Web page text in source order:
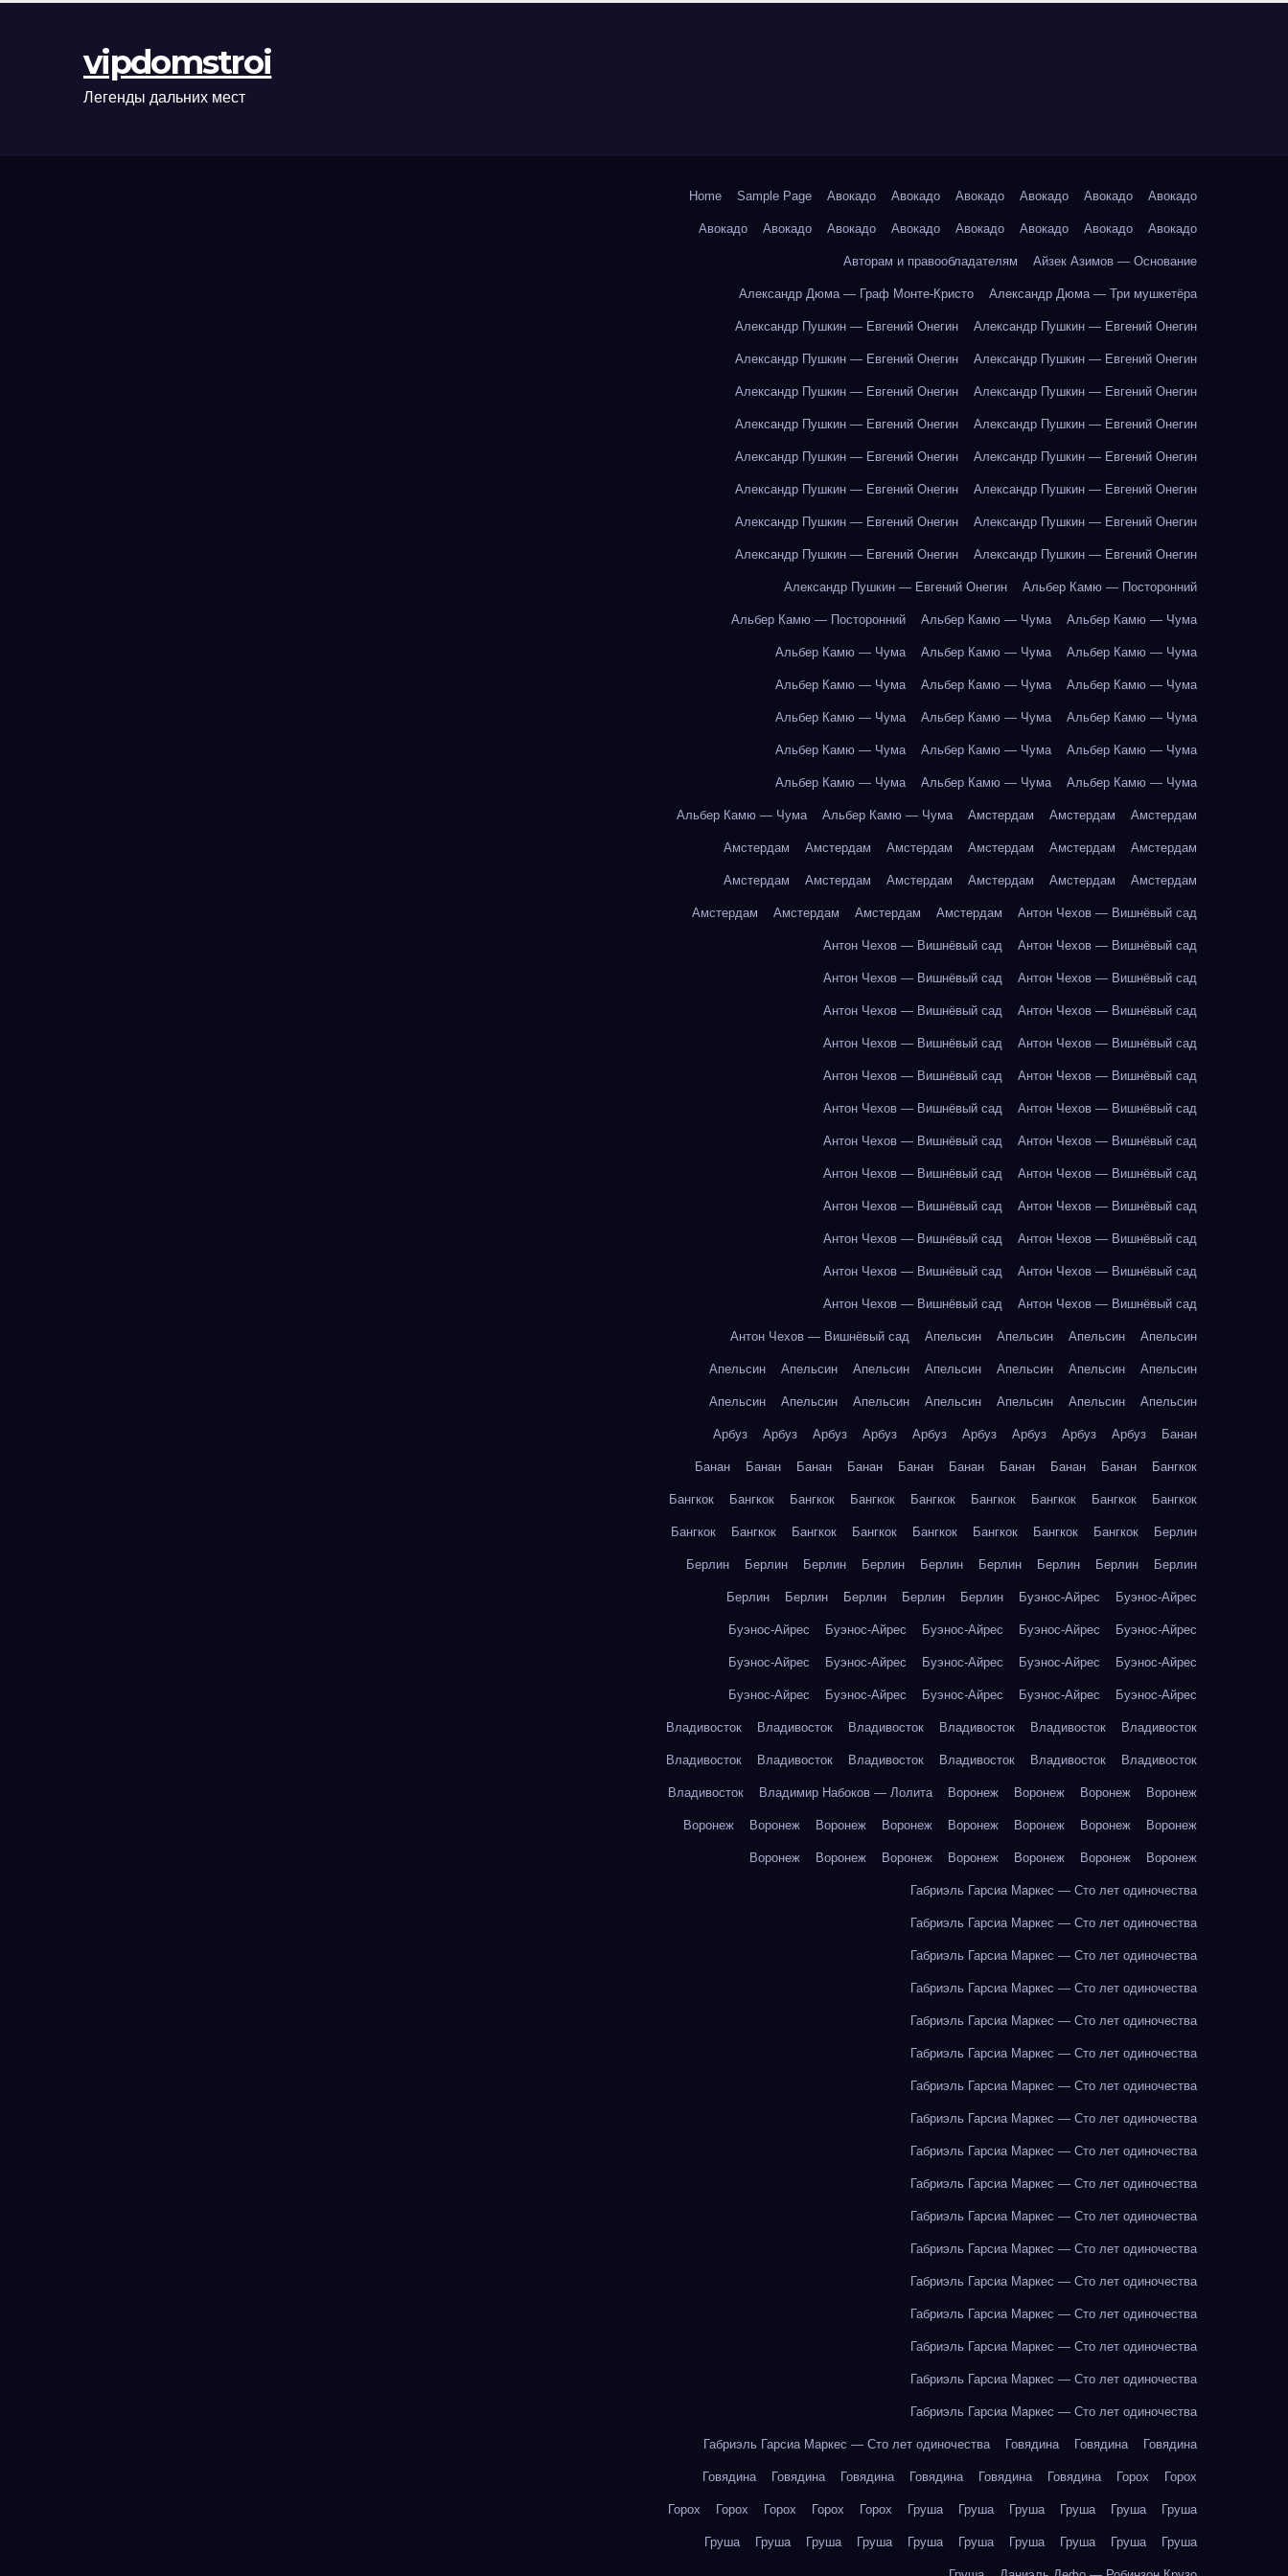
оформления
рыночные
ориентиры
vipdomstroi
Легенды дальних мест
Home Sample Page Авокадо Авокадо Авокадо Авокадо Авокадо Авокадо
Авокадо Авокадо Авокадо Авокадо Авокадо Авокадо Авокадо Авокадо
Авторам и правообладателям Айзек Азимов — Основание
Александр Дюма — Граф Монте-Кристо Александр Дюма — Три мушкетёра
Александр Пушкин — Евгений Онегин Александр Пушкин — Евгений Онегин
Александр Пушкин — Евгений Онегин Александр Пушкин — Евгений Онегин
Александр Пушкин — Евгений Онегин Александр Пушкин — Евгений Онегин
Александр Пушкин — Евгений Онегин Александр Пушкин — Евгений Онегин
Александр Пушкин — Евгений Онегин Александр Пушкин — Евгений Онегин
Александр Пушкин — Евгений Онегин Александр Пушкин — Евгений Онегин
Александр Пушкин — Евгений Онегин Александр Пушкин — Евгений Онегин
Александр Пушкин — Евгений Онегин Александр Пушкин — Евгений Онегин
Александр Пушкин — Евгений Онегин Альбер Камю — Посторонний
Альбер Камю — Посторонний Альбер Камю — Чума Альбер Камю — Чума
Альбер Камю — Чума Альбер Камю — Чума Альбер Камю — Чума
Альбер Камю — Чума Альбер Камю — Чума Альбер Камю — Чума
Альбер Камю — Чума Альбер Камю — Чума Альбер Камю — Чума
Альбер Камю — Чума Альбер Камю — Чума Альбер Камю — Чума
Альбер Камю — Чума Альбер Камю — Чума Альбер Камю — Чума
Альбер Камю — Чума Альбер Камю — Чума Амстердам Амстердам Амстердам
Амстердам Амстердам Амстердам Амстердам Амстердам Амстердам
Амстердам Амстердам Амстердам Амстердам Амстердам Амстердам
Амстердам Амстердам Амстердам Амстердам Антон Чехов — Вишнёвый сад
Антон Чехов — Вишнёвый сад Антон Чехов — Вишнёвый сад
Антон Чехов — Вишнёвый сад Антон Чехов — Вишнёвый сад
Антон Чехов — Вишнёвый сад Антон Чехов — Вишнёвый сад
Антон Чехов — Вишнёвый сад Антон Чехов — Вишнёвый сад
Антон Чехов — Вишнёвый сад Антон Чехов — Вишнёвый сад
Антон Чехов — Вишнёвый сад Антон Чехов — Вишнёвый сад
Антон Чехов — Вишнёвый сад Антон Чехов — Вишнёвый сад
Антон Чехов — Вишнёвый сад Антон Чехов — Вишнёвый сад
Антон Чехов — Вишнёвый сад Антон Чехов — Вишнёвый сад
Антон Чехов — Вишнёвый сад Антон Чехов — Вишнёвый сад
Антон Чехов — Вишнёвый сад Антон Чехов — Вишнёвый сад
Антон Чехов — Вишнёвый сад Антон Чехов — Вишнёвый сад
Антон Чехов — Вишнёвый сад Апельсин Апельсин Апельсин Апельсин
Апельсин Апельсин Апельсин Апельсин Апельсин Апельсин Апельсин
Апельсин Апельсин Апельсин Апельсин Апельсин Апельсин Апельсин
Арбуз Арбуз Арбуз Арбуз Арбуз Арбуз Арбуз Арбуз Арбуз Банан
Банан Банан Банан Банан Банан Банан Банан Банан Банан Бангкок
Бангкок Бангкок Бангкок Бангкок Бангкок Бангкок Бангкок Бангкок Бангкок
Бангкок Бангкок Бангкок Бангкок Бангкок Бангкок Бангкок Бангкок Берлин
Берлин Берлин Берлин Берлин Берлин Берлин Берлин Берлин Берлин
Берлин Берлин Берлин Берлин Берлин Буэнос-Айрес Буэнос-Айрес
Буэнос-Айрес Буэнос-Айрес Буэнос-Айрес Буэнос-Айрес Буэнос-Айрес
Буэнос-Айрес Буэнос-Айрес Буэнос-Айрес Буэнос-Айрес Буэнос-Айрес
Буэнос-Айрес Буэнос-Айрес Буэнос-Айрес Буэнос-Айрес Буэнос-Айрес
Владивосток Владивосток Владивосток Владивосток Владивосток Владивосток
Владивосток Владивосток Владивосток Владивосток Владивосток Владивосток
Владивосток Владимир Набоков — Лолита Воронеж Воронеж Воронеж Воронеж
Воронеж Воронеж Воронеж Воронеж Воронеж Воронеж Воронеж Воронеж
Воронеж Воронеж Воронеж Воронеж Воронеж Воронеж Воронеж
Габриэль Гарсиа Маркес — Сто лет одиночества
Габриэль Гарсиа Маркес — Сто лет одиночества
Габриэль Гарсиа Маркес — Сто лет одиночества
Габриэль Гарсиа Маркес — Сто лет одиночества
Габриэль Гарсиа Маркес — Сто лет одиночества
Габриэль Гарсиа Маркес — Сто лет одиночества
Габриэль Гарсиа Маркес — Сто лет одиночества
Габриэль Гарсиа Маркес — Сто лет одиночества
Габриэль Гарсиа Маркес — Сто лет одиночества
Габриэль Гарсиа Маркес — Сто лет одиночества
Габриэль Гарсиа Маркес — Сто лет одиночества
Габриэль Гарсиа Маркес — Сто лет одиночества
Габриэль Гарсиа Маркес — Сто лет одиночества
Габриэль Гарсиа Маркес — Сто лет одиночества
Габриэль Гарсиа Маркес — Сто лет одиночества
Габриэль Гарсиа Маркес — Сто лет одиночества
Габриэль Гарсиа Маркес — Сто лет одиночества
Габриэль Гарсиа Маркес — Сто лет одиночества Говядина Говядина Говядина
Говядина Говядина Говядина Говядина Говядина Говядина Горох Горох
Горох Горох Горох Горох Горох Груша Груша Груша Груша Груша Груша
Груша Груша Груша Груша Груша Груша Груша Груша Груша Груша